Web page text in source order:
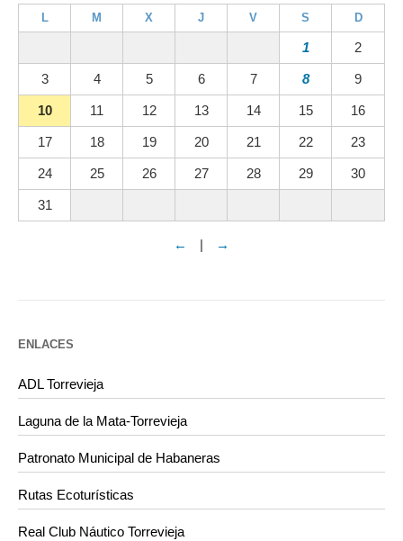
L M X J V S D
1 2
3 4 5 6 7 8 9
10 11 12 13 14 15 16
17 18 19 20 21 22 23
24 25 26 27 28 29 30
31
← | →
ENLACES
ADL Torrevieja
Laguna de la Mata-Torrevieja
Patronato Municipal de Habaneras
Rutas Ecoturísticas
Real Club Náutico Torrevieja